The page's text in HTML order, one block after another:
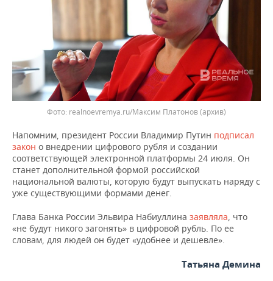
realnoevremya.ru/Максим Платонов (архив)
Напомним, президент России Владимир Путин подписал
закон о внедрении цифрового рубля и создании
соответствующей электронной платформы 24 июля. Он
станет дополнительной формой российской
национальной валюты, которую будут выпускать наряду с
уже существующими формами денег.
Глава Банка России Эльвира Набиуллина заявляла , что
«не будут никого загонять» в цифровой рубль. По ее
словам, для людей он будет «удобнее и дешевле».
Татьяна Демина